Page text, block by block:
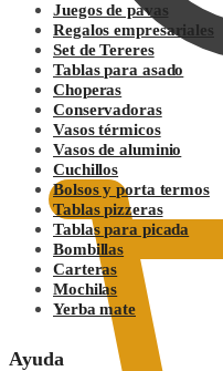
0.00
Juegos de pavas
Regalos empresariales
Set de Tereres
Tablas para asado
Choperas
Conservadoras
Vasos térmicos
Vasos de aluminio
Cuchillos
Bolsos y porta termos
Tablas pizzeras
Tablas para picada
Bombillas
Carteras
Mochilas
Yerba mate
Ayuda